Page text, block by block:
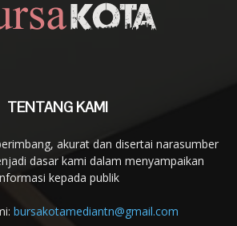
TENTANG KAMI
akurat dan disertai narasumber
dasar kami dalam menyampaikan
kepada publik
bursakotamediantn@gmail.com